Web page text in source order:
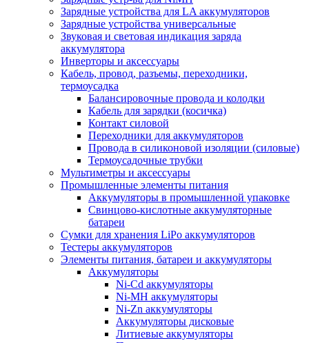
Зарядные устройства для LA аккумуляторов
Зарядные устройства универсальные
Звуковая и световая индикация заряда
аккумулятора
Инверторы и аксессуары
Кабель, провод, разъемы, переходники,
термоусадка
Балансировочные провода и колодки
Кабель для зарядки (косичка)
Контакт силовой
Переходники для аккумуляторов
Провода в силиконовой изоляции (силовые)
Термоусадочные трубки
Мультиметры и аксессуары
Промышленные элементы питания
Аккумуляторы в промышленной упаковке
Свинцово-кислотные аккумуляторные
батареи
Сумки для хранения LiPo аккумуляторов
Тестеры аккумуляторов
Элементы питания, батареи и аккумуляторы
Аккумуляторы
Ni-Cd аккумуляторы
Ni-MH аккумуляторы
Ni-Zn аккумуляторы
Аккумуляторы дисковые
Литиевые аккумуляторы